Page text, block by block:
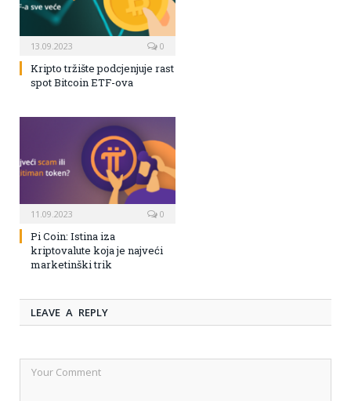
13.09.2023 0
Kripto tržište podcjenjuje rast
spot Bitcoin ETF-ova
11.09.2023 0
Pi Coin: Istina iza
kriptovalute koja je najveći
marketinški trik
LEAVE A REPLY